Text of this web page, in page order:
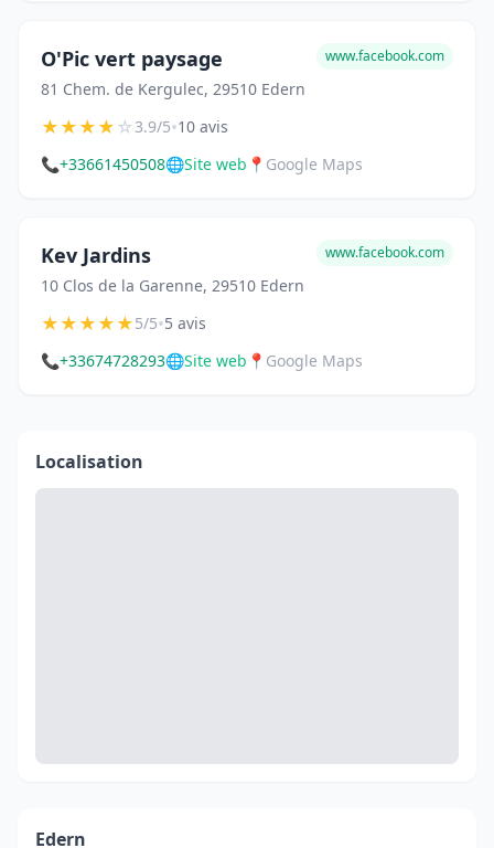
O'Pic vert paysage
81 Chem. de Kergulec, 29510 Edern
www.facebook.com
★★★★☆3.9/5•10 avis
📞+33661450508🌐Site web 📍 Google Maps
Kev Jardins
10 Clos de la Garenne, 29510 Edern
www.facebook.com
★★★★★5/5•5 avis
📞+33674728293🌐Site web 📍 Google Maps
Localisation
Edern